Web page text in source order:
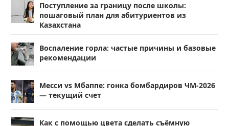
Поступление за границу после школы:
пошаговый план для абитуриентов из
Казахстана
Воспаление горла: частые причины и базовые
рекомендации
Месси vs Мбаппе: гонка бомбардиров ЧМ-2026
— текущий счет
Как с помощью цвета сделать съёмную